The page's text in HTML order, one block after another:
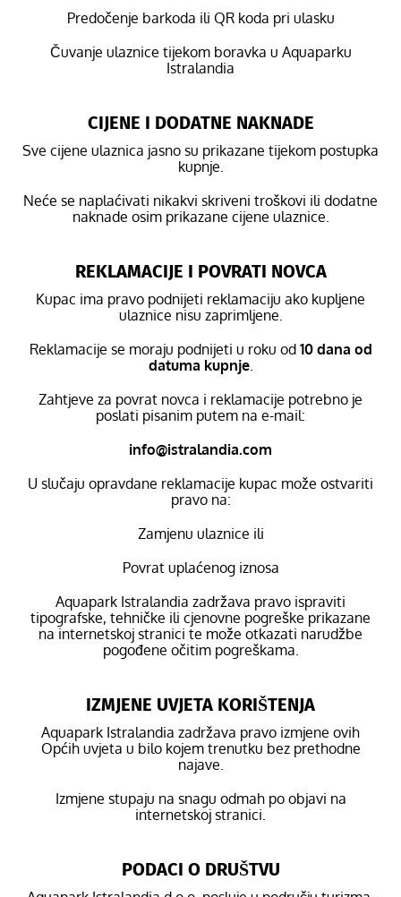
Predočenje barkoda ili QR koda pri ulasku
Čuvanje ulaznice tijekom boravka u Aquaparku
Istralandia
CIJENE I DODATNE NAKNADE
Sve cijene ulaznica jasno su prikazane tijekom postupka
kupnje.
Neće se naplaćivati nikakvi skriveni troškovi ili dodatne
naknade osim prikazane cijene ulaznice.
REKLAMACIJE I POVRATI NOVCA
Kupac ima pravo podnijeti reklamaciju ako kupljene
ulaznice nisu zaprimljene.
Reklamacije se moraju podnijeti u roku od 10 dana od
datuma kupnje.
Zahtjeve za povrat novca i reklamacije potrebno je
poslati pisanim putem na e-mail:
info@istralandia.com
U slučaju opravdane reklamacije kupac može ostvariti
pravo na:
Zamjenu ulaznice ili
Povrat uplaćenog iznosa
Aquapark Istralandia zadržava pravo ispraviti
tipografske, tehničke ili cjenovne pogreške prikazane
na internetskoj stranici te može otkazati narudžbe
pogođene očitim pogreškama.
IZMJENE UVJETA KORIŠTENJA
Aquapark Istralandia zadržava pravo izmjene ovih
Općih uvjeta u bilo kojem trenutku bez prethodne
najave.
Izmjene stupaju na snagu odmah po objavi na
internetskoj stranici.
PODACI O DRUŠTVU